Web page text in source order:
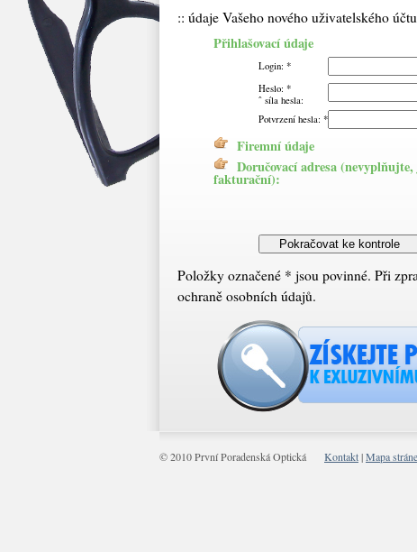
:: údaje Vašeho nového uživatelského účtu
Přihlašovací údaje
Login: *
Heslo: *
ˆ síla hesla:
Potvrzení hesla: *
Firemní údaje
Doručovací adresa
fakturační):
Položky označené * jsou povinné. Při
ochraně osobních údajů.
© 2010 První Poradenská Optická Kontakt|Mapa